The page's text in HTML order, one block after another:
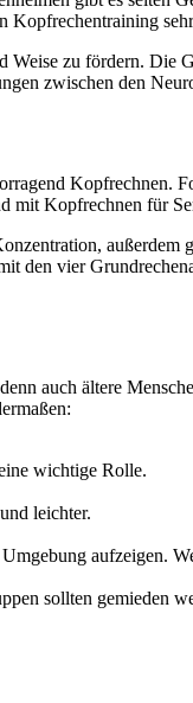
Kopfrechentraining
zu fördern. Die
zwischen den
Kopfrechnen.
mit Kopfrechnen für
außerdem
den vier
auch ältere
wichtige Rolle.
leichter.
aufzeigen.
sollten gemieden